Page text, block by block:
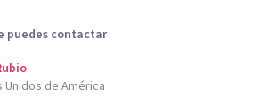
puedes contactar
de América